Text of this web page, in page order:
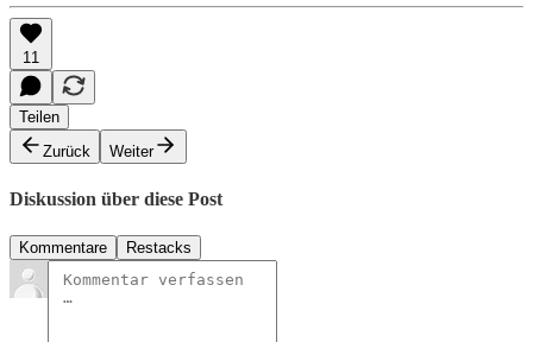
11
Teilen
Zurück
Weiter
Diskussion über diese Post
Kommentare Restacks